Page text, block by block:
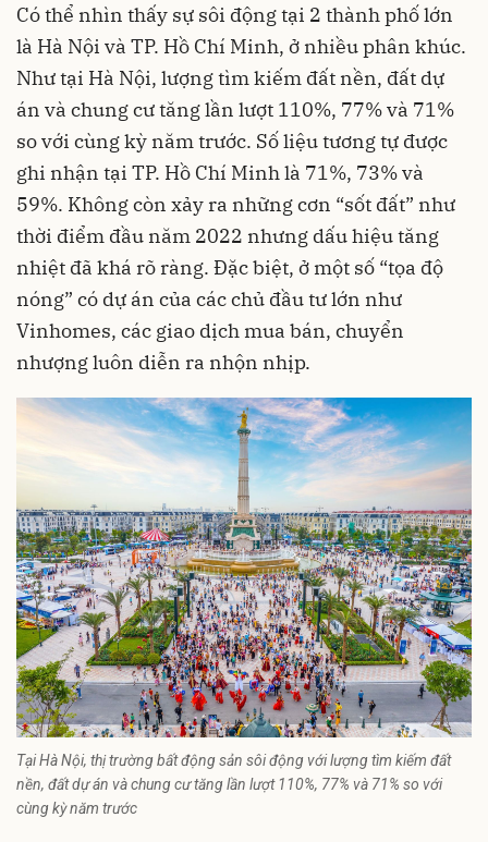
Có thể nhìn thấy sự sôi động tại 2 thành phố lớn
là Hà Nội và TP. Hồ Chí Minh, ở nhiều phân khúc.
Như tại Hà Nội, lượng tìm kiếm đất nền, đất dự
án và chung cư tăng lần lượt 110%, 77% và 71%
so với cùng kỳ năm trước. Số liệu tương tự được
ghi nhận tại TP. Hồ Chí Minh là 71%, 73% và
59%. Không còn xảy ra những cơn “sốt đất” như
thời điểm đầu năm 2022 nhưng dấu hiệu tăng
nhiệt đã khá rõ ràng. Đặc biệt, ở một số “tọa độ
nóng” có dự án của các chủ đầu tư lớn như
Vinhomes, các giao dịch mua bán, chuyển
nhượng luôn diễn ra nhộn nhịp.
Tại Hà Nội, thị trường bất động sản sôi động với lượng tìm kiếm đất
nền, đất dự án và chung cư tăng lần lượt 110%, 77% và 71% so với
cùng kỳ năm trước